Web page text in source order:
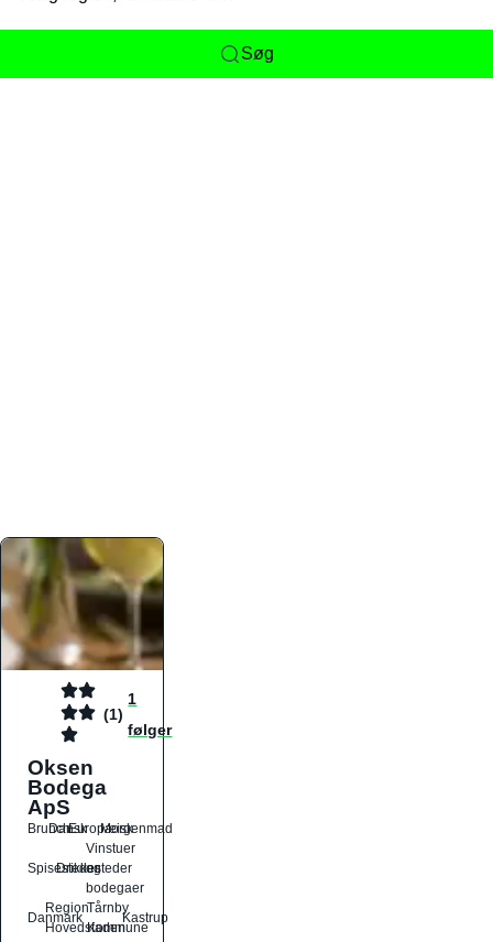
Søg
(1)
1
følger
Oksen
Bodega
ApS
Brunch
DanskEuropæiskMorgenmad
Spisesteder
Drikkesteder
Vinstuer
og
bodegaer
Danmark
Region
Hovedstaden
Tårnby
Kommune
Kastrup